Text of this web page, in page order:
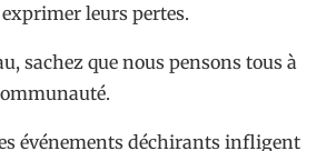
leurs pertes.
sachez que nous pensons tous à
événements déchirants infligent